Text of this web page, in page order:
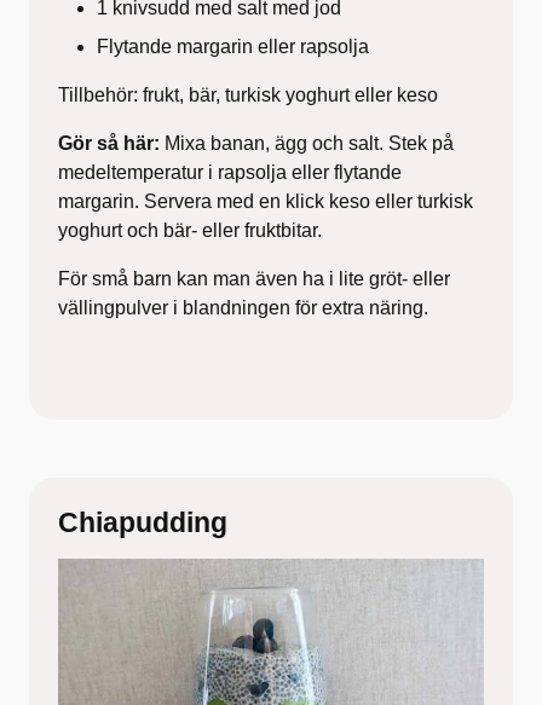
1 knivsudd med salt med jod
Flytande margarin eller rapsolja
Tillbehör: frukt, bär, turkisk yoghurt eller keso
Gör så här: Mixa banan, ägg och salt. Stek på
medeltemperatur i rapsolja eller flytande
margarin. Servera med en klick keso eller turkisk
yoghurt och bär- eller fruktbitar.
För små barn kan man även ha i lite gröt- eller
vällingpulver i blandningen för extra näring.
Chiapudding